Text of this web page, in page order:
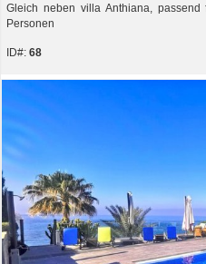
Gleich neben villa Anthiana,
Personen
ID#: 68